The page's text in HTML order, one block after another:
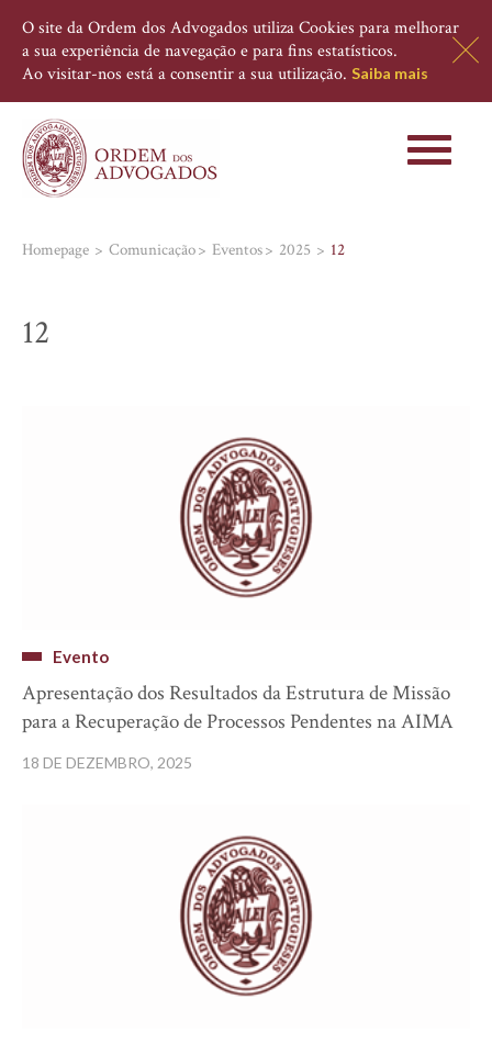
O site da Ordem dos Advogados utiliza Cookies para melhorar
a sua experiência de navegação e para fins estatísticos.
Ao visitar-nos está a consentir a sua utilização. Saiba mais
Toggle
Homepage Comunicação Eventos 2025 12
12
Evento
Apresentação dos Resultados da Estrutura de Missão
para a Recuperação de Processos Pendentes na AIMA
18 DE DEZEMBRO, 2025